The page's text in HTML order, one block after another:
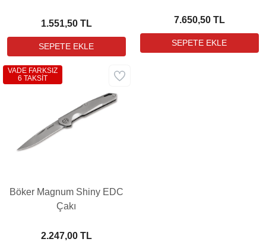
1.551,50 TL 7.650,50 TL
Böker Magnum Shiny EDC
Çakı
2.247,00 TL
VADE FARKSIZ
6 TAKSİT